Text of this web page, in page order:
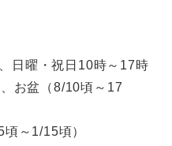
日曜・祝日10時～17時
お盆（8/10頃～17
1/15頃）